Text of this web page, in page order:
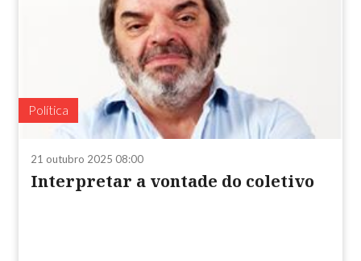
Política
21 outubro 2025 08:00
Interpretar a vontade do coletivo